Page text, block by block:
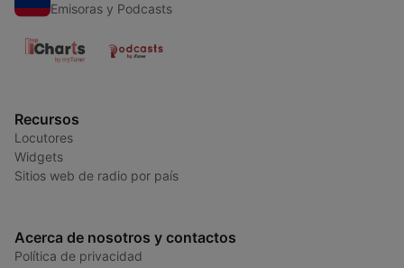
Emisoras y Podcasts
Recursos
Locutores
Widgets
Sitios web de radio por país
Acerca de nosotros y contactos
Política de privacidad